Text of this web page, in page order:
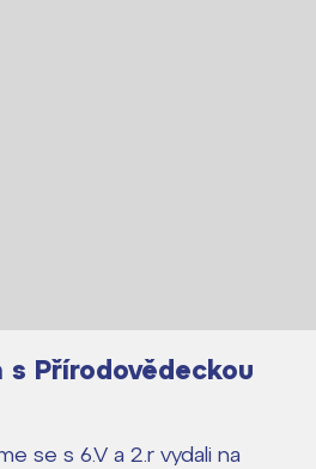
s Přírodovědeckou
se s 6.V a 2.r vydali na